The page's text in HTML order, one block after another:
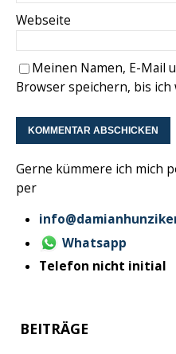
Webseite
Meinen Namen, E-Mail
Browser speichern, bis
Gerne kümmere ich mich
per
Whatsapp
Telefon nicht initial
BEITRÄGE